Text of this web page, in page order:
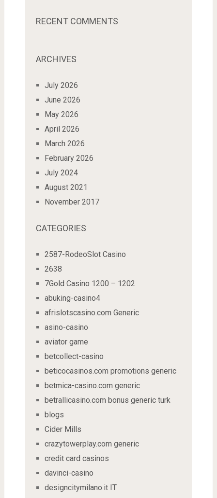
RECENT COMMENTS
ARCHIVES
July 2026
June 2026
May 2026
April 2026
March 2026
February 2026
July 2024
August 2021
November 2017
CATEGORIES
2587-RodeoSlot Casino
2638
7Gold Casino 1200 – 1202
abuking-casino4
afrislotscasino.com Generic
asino-casino
aviator game
betcollect-casino
beticocasinos.com promotions generic
betmica-casino.com generic
betrallicasino.com bonus generic turk
blogs
Cider Mills
crazytowerplay.com generic
credit card casinos
davinci-casino
designcitymilano.it IT